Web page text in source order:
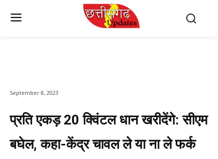
September 8, 2023
प्रति एकड़ 20 क्विंटल धान खरीदेंगे: सीएम
बघेल, कहा-केंद्र चावल ले या ना ले फर्क